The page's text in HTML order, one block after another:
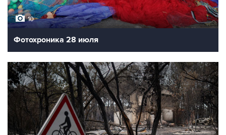
10
Фотохроника 28 июля